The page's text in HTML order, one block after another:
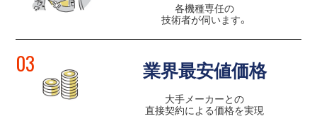
各機種専任の
技術者が伺います。
03 業界最安値価格
大手メーカーとの
直接契約による価格を実現